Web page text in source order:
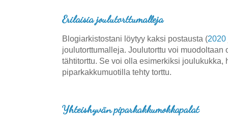
Erilaisia joulutorttumalleja
Blogiarkistostani löytyy kaksi postausta (2020
joulutorttumalleja. Joulutorttu voi
tähtitorttu. Se voi olla esimerkiksi joulukukka,
piparkakkumuotilla tehty torttu.
Yhteishyvän piparkakkumokkapalat